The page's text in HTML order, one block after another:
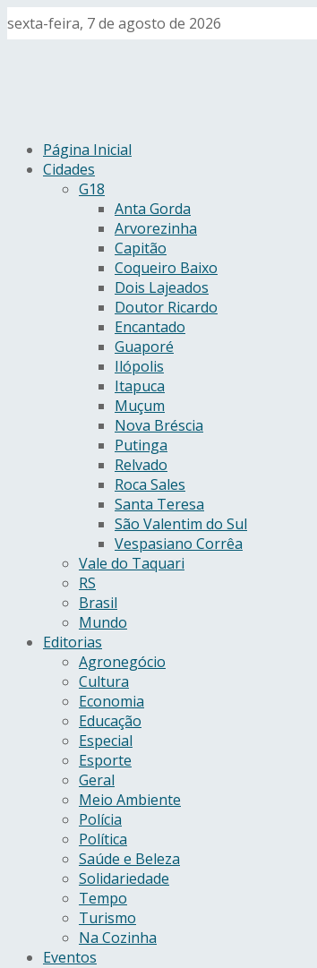
sexta-feira, 7 de agosto de 2026
Página Inicial
Cidades
G18
Anta Gorda
Arvorezinha
Capitão
Coqueiro Baixo
Dois Lajeados
Doutor Ricardo
Encantado
Guaporé
Ilópolis
Itapuca
Muçum
Nova Bréscia
Putinga
Relvado
Roca Sales
Santa Teresa
São Valentim do Sul
Vespasiano Corrêa
Vale do Taquari
RS
Brasil
Mundo
Editorias
Agronegócio
Cultura
Economia
Educação
Especial
Esporte
Geral
Meio Ambiente
Polícia
Política
Saúde e Beleza
Solidariedade
Tempo
Turismo
Na Cozinha
Eventos